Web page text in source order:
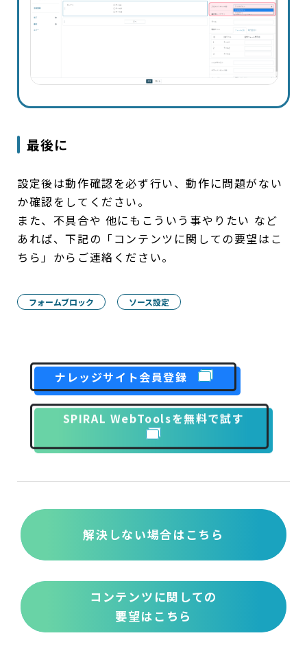
最後に
設定後は動作確認を必ず行い、動作に問題がない
か確認をしてください。
また、不具合や 他にもこういう事やりたい など
あれば、下記の「コンテンツに関しての要望はこ
ちら」からご連絡ください。
フォームブロック ソース設定
ナレッジサイト会員登録
SPIRAL WebToolsを無料で試す
解決しない場合はこちら
コンテンツに関しての
要望はこちら